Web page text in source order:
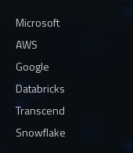
Microsoft
AWS
Google
Databricks
Transcend
Snowflake